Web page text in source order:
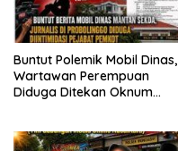
Buntut Polemik Mobil Dinas,
Wartawan Perempuan
Diduga Ditekan Oknum